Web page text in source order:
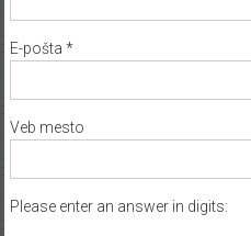
E-pošta *
Veb mesto
Please enter an answer in digits: